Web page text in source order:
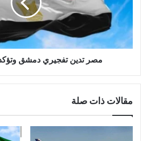
مصر تدين تفجيري دمشق
مقالات ذات صلة